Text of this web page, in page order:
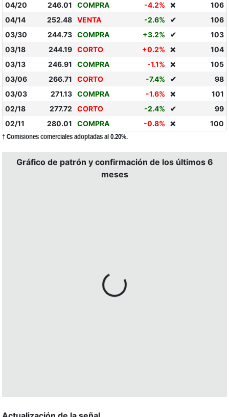
04/20
246.01 COMPRA -4.2% ❌
106
04/14
252.48 VENTA -2.6% ✔
106
03/30
244.73 COMPRA +3.2% ✔
103
03/18
244.19 CORTO +0.2% ❌
104
03/13
246.91 COMPRA -1.1% ❌
105
03/06
266.71 CORTO -7.4% ✔
98
03/03
271.13 COMPRA -1.6% ❌
101
02/18
277.72 CORTO -2.4% ✔
99
02/11
280.01 COMPRA -0.8% ❌ 100
† Comisiones comerciales adoptadas al 0.20%.
Gráfico de patrón y confirmación de los últimos 6
meses